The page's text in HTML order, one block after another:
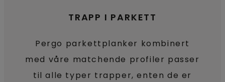
TRAPP I PARKETT
Pergo parkettplanker kombinert
med våre matchende profiler passer
til alle typer trapper, enten de er